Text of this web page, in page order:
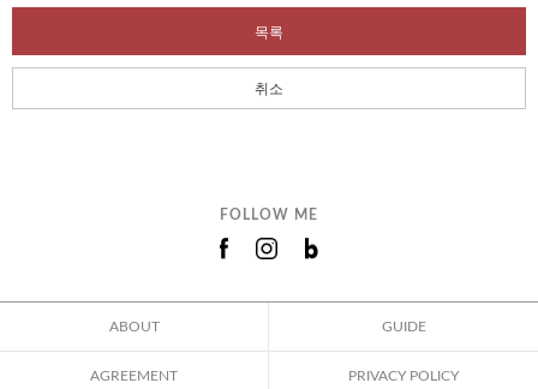
목록
취소
FOLLOW ME
ABOUT GUIDE
AGREEMENT PRIVACY POLICY